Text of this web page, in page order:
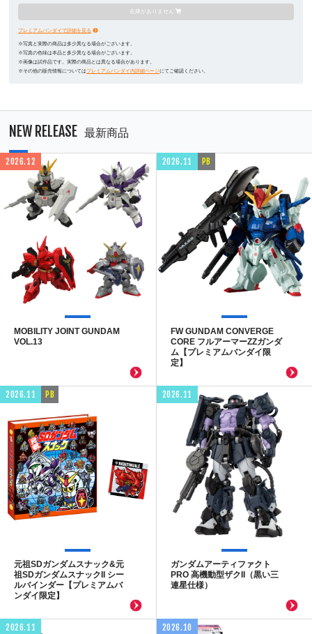
在庫がありません
プレミアムバンダイで詳細を見る
※写真と実際の商品は多少異なる場合がございます。
※写真の色味は本品と多少異なる場合がございます。
※画像は試作品です。実際の商品とは異なる場合があります。
※その他の販売情報についてはプレミアムバンダイ内詳細ページにてご確認ください。
NEW RELEASE 最新商品
2026.12
MOBILITY JOINT GUNDAM
VOL.13
2026.11 PB
FW GUNDAM CONVERGE
CORE フルアーマーZZガンダ
ム【プレミアムバンダイ限
定】
2026.11 PB
元祖SDガンダムスナック&元
祖SDガンダムスナックII シー
ルバインダー【プレミアムバ
ンダイ限定】
2026.11
ガンダムアーティファクト
PRO 高機動型ザクII（黒い三
連星仕様）
2026.11 2026.10